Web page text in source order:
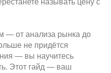
называть цену с
— от анализа рынка до
не придётся
— вы научитесь
Этот гайд — ваш